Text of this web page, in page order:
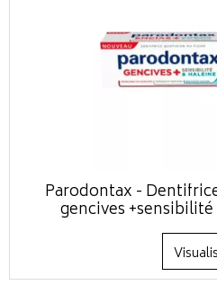
Parodontax -
gencives